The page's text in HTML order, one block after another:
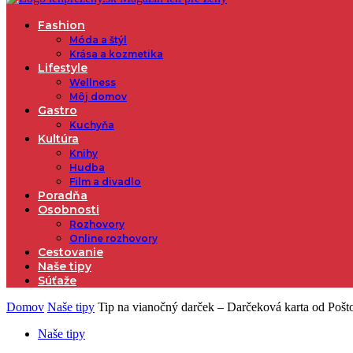
Fashion
Móda a štýl
Krása a kozmetika
Lifestyle
Wellness
Môj domov
Gastro
Kuchyňa
Kultúra
Knihy
Hudba
Film a divadlo
Poradňa
Osobnosti
Rozhovory
Online rozhovory
Cestovanie
Naše tipy
Súťaže
Domov Naše tipy Tip na vianočný darček – Darčeková karta od
Naše tipy